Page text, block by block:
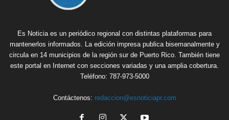
Es Noticia es un periódico regional con distintas plataformas para
mantenerlos informados. La edición impresa publica bisemanalmente y
circula en 14 municipios de la región sur de Puerto Rico. También tiene
este portal en Internet con secciones variadas y una amplia cobertura.
Teléfono: 787-973-5000
Contáctenos: redaccion@esnoticiapr.com